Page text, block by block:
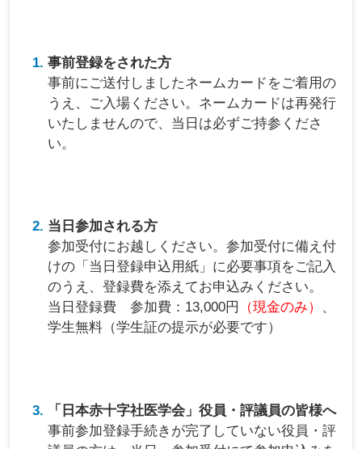
事前登録をされた方
事前にご送付しましたネームカードをご着用の
うえ、ご入場ください。ネームカードは再発行
いたしませんので、当日は必ずご持参くださ
い。
当日参加される方
参加受付にお越しください。参加受付に備え付
けの「当日登録申込用紙」に必要事項をご記入
のうえ、登録費を添えてお申込みください。
当日登録費 参加費：13,000円
（現金のみ） 、
学生無料（学生証の提示が必要です）
「日本赤十字社医学会」役員・評議員の皆様へ
事前参加登録手続きが完了していない役員・評